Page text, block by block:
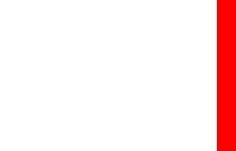
de las canciones